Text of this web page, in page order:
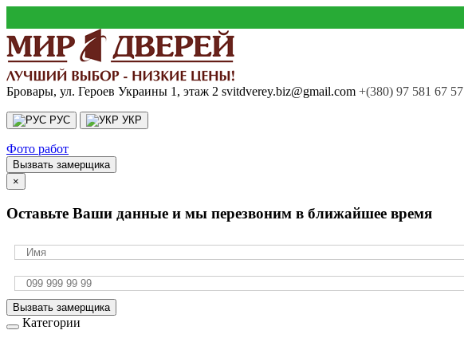
Бровары, ул. Героев Украины 1, этаж 2 svitdverey.biz@gmail.com +(380) 97 581 67 57
РУС УКР
Фото работ
Вызвать замерщика
×
Оставьте Ваши данные и мы перезвоним в ближайшее время
Вызвать замерщика
Категории